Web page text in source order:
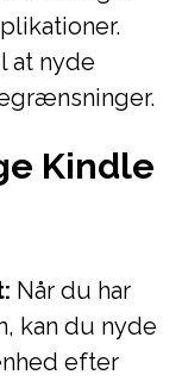
at nyde
Kindle
Når du har
kan du nyde
efter